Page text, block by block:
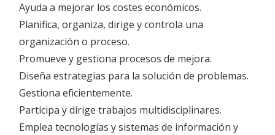
Ayuda a mejorar los costes económicos.
Planifica, organiza, dirige y controla una
organización o proceso.
Promueve y gestiona procesos de mejora.
Diseña estrategias para la solución de problemas.
Gestiona eficientemente.
Participa y dirige trabajos multidisciplinares.
Emplea tecnologías y sistemas de información y